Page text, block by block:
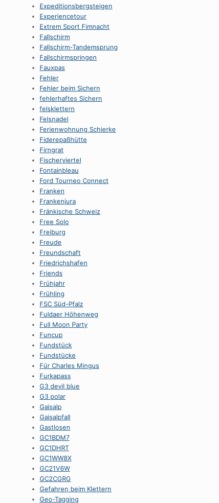
Expeditionsbergsteigen
Experiencetour
Extrem Sport Fimnacht
Fallschirm
Fallschirm-Tandemsprung
Fallschirmspringen
Fauxpas
Fehler
Fehler beim Sichern
fehlerhaftes Sichern
felsklettern
Felsnadel
Ferienwohnung Schierke
Fiderepaßhütte
Firngrat
Fischerviertel
Fontainbleau
Ford Tourneo Connect
Franken
Frankenjura
Fränkische Schweiz
Free Solo
Freiburg
Freude
Freundschaft
Friedrichshafen
Friends
Frühjahr
Frühling
FSC Süd-Pfalz
Fuldaer Höhenweg
Full Moon Party
Funcup
Fundstück
Fundstücke
Für Charles Mingus
Furkapass
G3 devil blue
G3 polar
Gaisalp
Gaisalpfall
Gastlosen
GC1BDM7
GC1DHRT
GC1WW8X
GC21V6W
GC2CGRG
Gefahren beim Klettern
Geo-Tagging